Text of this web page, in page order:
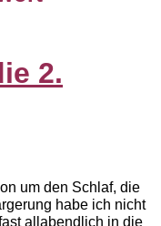
2.
um den Schlaf, die
habe ich nicht
allabendlich in die